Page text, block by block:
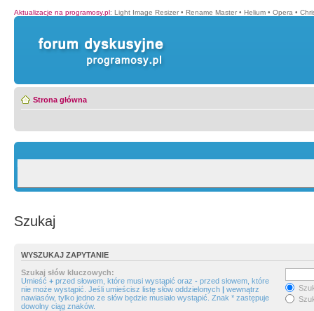
Aktualizacje na programosy.pl: Light Image Resizer • Rename Master • Helium • Opera •
Strona główna
Szukaj
WYSZUKAJ ZAPYTANIE
Szukaj słów kluczowych:
Umieść + przed słowem, które musi wystąpić oraz - przed słowem, które
nie może wystąpić. Jeśli umieścisz listę słów oddzielonych | wewnątrz
nawiasów, tylko jedno ze słów będzie musiało wystąpić. Znak * zastępuje
dowolny ciąg znaków.